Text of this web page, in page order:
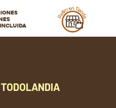
TODOLANDIA